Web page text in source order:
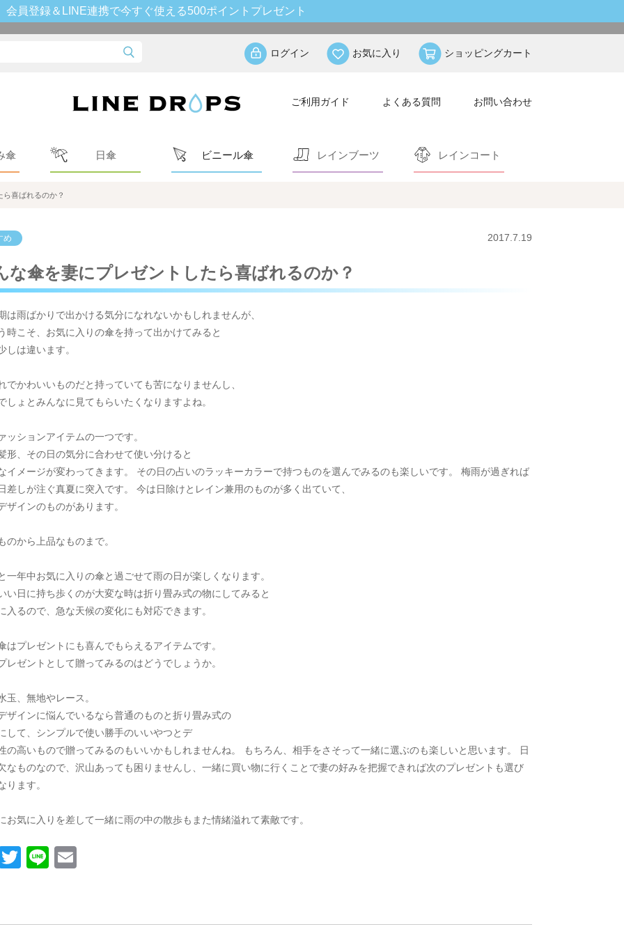
会員登録＆LINE連携で今すぐ使える500ポイントプレゼント
ログイン お気に入り ショッピングカート
ご利用ガイド よくある質問 お問い合わせ
傘 日傘 ビニール傘 レインブーツ レインコート
喜ばれるのか？
め 2017.7.19
な傘を妻にプレゼントしたら喜ばれるのか？
は雨ばかりで出かける気分になれないかもしれませんが、
時こそ、お気に入りの傘を持って出かけてみると
しは違います。
でかわいいものだと持っていても苦になりませんし、
しょとみんなに見てもらいたくなりますよね。
ッションアイテムの一つです。
形、その日の気分に合わせて使い分けると
イメージが変わってきます。 その日の占いのラッキーカラーで持つものを選んでみるのも楽しいです。 梅雨が過ぎれば
差しが注ぐ真夏に突入です。 今は日除けとレイン兼用のものが多く出ていて、
ザインのものがあります。
のから上品なものまで。
一年中お気に入りの傘と過ごせて雨の日が楽しくなります。
い日に持ち歩くのが大変な時は折り畳み式の物にしてみると
入るので、急な天候の変化にも対応できます。
はプレゼントにも喜んでもらえるアイテムです。
レゼントとして贈ってみるのはどうでしょうか。
玉、無地やレース。
ザインに悩んでいるなら普通のものと折り畳み式の
して、シンプルで使い勝手のいいやつとデ
の高いもので贈ってみるのもいいかもしれませんね。 もちろん、相手をさそって一緒に選ぶのも楽しいと思います。 日
なものなので、沢山あっても困りませんし、一緒に買い物に行くことで妻の好みを把握できれば次のプレゼントも選び
ります。
お気に入りを差して一緒に雨の中の散歩もまた情緒溢れて素敵です。
T
er
Li